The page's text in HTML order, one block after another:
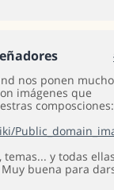
nos ponen
imágenes que
composciones:
y todas
buena para